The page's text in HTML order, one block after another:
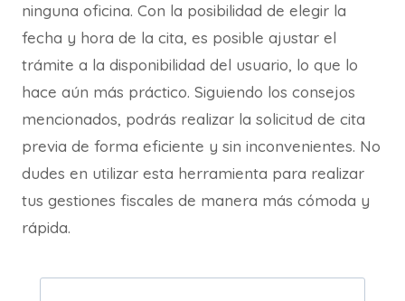
ninguna oficina. Con la posibilidad de elegir la
fecha y hora de la cita, es posible ajustar el
trámite a la disponibilidad del usuario, lo que lo
hace aún más práctico. Siguiendo los consejos
mencionados, podrás realizar la solicitud de cita
previa de forma eficiente y sin inconvenientes. No
dudes en utilizar esta herramienta para realizar
tus gestiones fiscales de manera más cómoda y
rápida.